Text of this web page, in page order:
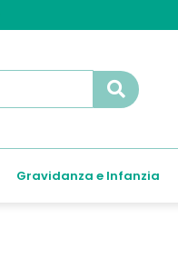
Gravidanza e Infanzia